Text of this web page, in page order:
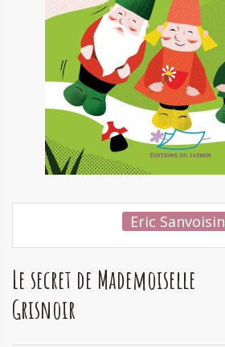
Eric Sanvoisin
Le secret de Mademoiselle
Grisnoir